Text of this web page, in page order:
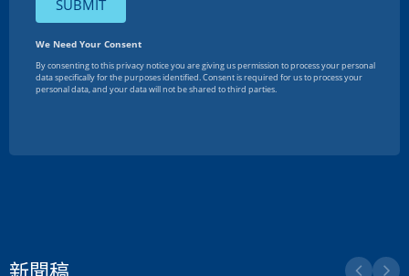
新聞稿